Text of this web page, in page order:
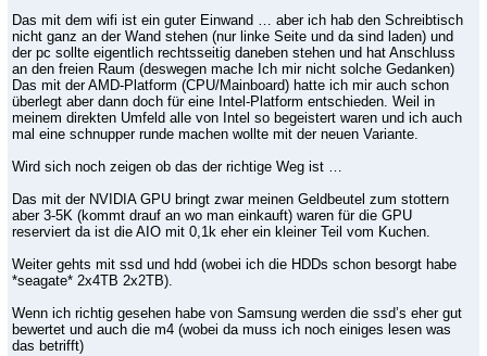
Das mit dem wifi ist ein guter Einwand … aber ich hab den Schreibtisch
nicht ganz an der Wand stehen (nur linke Seite und da sind laden) und
der pc sollte eigentlich rechtsseitig daneben stehen und hat Anschluss
an den freien Raum (deswegen mache Ich mir nicht solche Gedanken)
Das mit der AMD-Platform (CPU/Mainboard) hatte ich mir auch schon
überlegt aber dann doch für eine Intel-Platform entschieden. Weil in
meinem direkten Umfeld alle von Intel so begeistert waren und ich auch
mal eine schnupper runde machen wollte mit der neuen Variante.
Wird sich noch zeigen ob das der richtige Weg ist …
Das mit der NVIDIA GPU bringt zwar meinen Geldbeutel zum stottern
aber 3-5K (kommt drauf an wo man einkauft) waren für die GPU
reserviert da ist die AIO mit 0,1k eher ein kleiner Teil vom Kuchen.
Weiter gehts mit ssd und hdd (wobei ich die HDDs schon besorgt habe
*seagate* 2x4TB 2x2TB).
Wenn ich richtig gesehen habe von Samsung werden die ssd’s eher gut
bewertet und auch die m4 (wobei da muss ich noch einiges lesen was
das betrifft)